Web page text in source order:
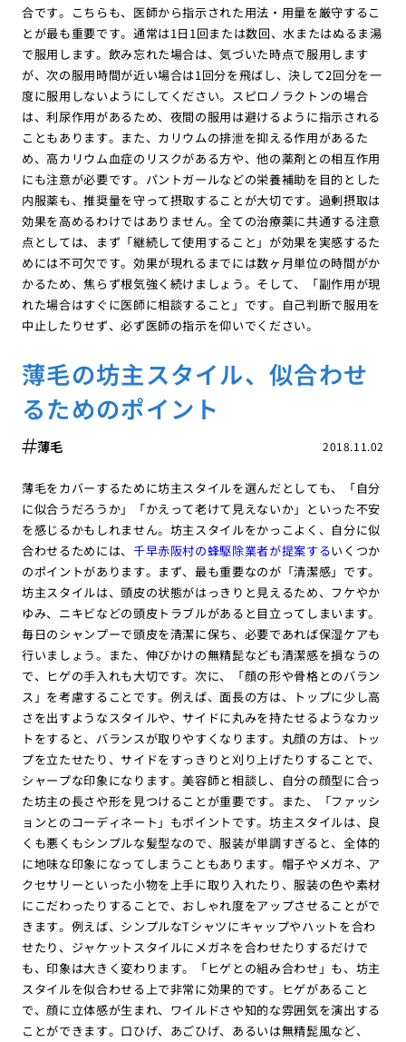
合です。こちらも、医師から指示された用法・用量を厳守するこ
とが最も重要です。通常は1日1回または数回、水またはぬるま湯
で服用します。飲み忘れた場合は、気づいた時点で服用します
が、次の服用時間が近い場合は1回分を飛ばし、決して2回分を一
度に服用しないようにしてください。スピロノラクトンの場合
は、利尿作用があるため、夜間の服用は避けるように指示される
こともあります。また、カリウムの排泄を抑える作用があるた
め、高カリウム血症のリスクがある方や、他の薬剤との相互作用
にも注意が必要です。パントガールなどの栄養補助を目的とした
内服薬も、推奨量を守って摂取することが大切です。過剰摂取は
効果を高めるわけではありません。全ての治療薬に共通する注意
点としては、まず「継続して使用すること」が効果を実感するた
めには不可欠です。効果が現れるまでには数ヶ月単位の時間がか
かるため、焦らず根気強く続けましょう。そして、「副作用が現
れた場合はすぐに医師に相談すること」です。自己判断で服用を
中止したりせず、必ず医師の指示を仰いでください。
薄毛の坊主スタイル、似合わせ
るためのポイント
2018.11.02
薄毛
薄毛をカバーするために坊主スタイルを選んだとしても、「自分
に似合うだろうか」「かえって老けて見えないか」といった不安
を感じるかもしれません。坊主スタイルをかっこよく、自分に似
合わせるためには、 千早赤阪村の蜂駆除業者が提案するいくつか
のポイントがあります。まず、最も重要なのが「清潔感」です。
坊主スタイルは、頭皮の状態がはっきりと見えるため、フケやか
ゆみ、ニキビなどの頭皮トラブルがあると目立ってしまいます。
毎日のシャンプーで頭皮を清潔に保ち、必要であれば保湿ケアも
行いましょう。また、伸びかけの無精髭なども清潔感を損なうの
で、ヒゲの手入れも大切です。次に、「顔の形や骨格とのバラン
ス」を考慮することです。例えば、面長の方は、トップに少し高
さを出すようなスタイルや、サイドに丸みを持たせるようなカッ
トをすると、バランスが取りやすくなります。丸顔の方は、トッ
プを立たせたり、サイドをすっきりと刈り上げたりすることで、
シャープな印象になります。美容師と相談し、自分の顔型に合っ
た坊主の長さや形を見つけることが重要です。また、「ファッシ
ョンとのコーディネート」もポイントです。坊主スタイルは、良
くも悪くもシンプルな髪型なので、服装が単調すぎると、全体的
に地味な印象になってしまうこともあります。帽子やメガネ、ア
クセサリーといった小物を上手に取り入れたり、服装の色や素材
にこだわったりすることで、おしゃれ度をアップさせることがで
きます。例えば、シンプルなTシャツにキャップやハットを合わ
せたり、ジャケットスタイルにメガネを合わせたりするだけで
も、印象は大きく変わります。「ヒゲとの組み合わせ」も、坊主
スタイルを似合わせる上で非常に効果的です。ヒゲがあること
で、顔に立体感が生まれ、ワイルドさや知的な雰囲気を演出する
ことができます。口ひげ、あごひげ、あるいは無精髭風など、